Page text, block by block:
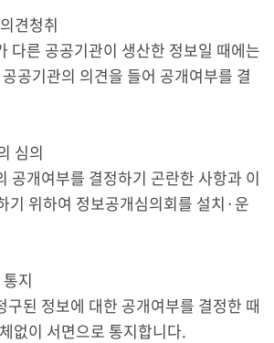
견청취
다른 공공기관이 생산한 정보일 때에는
공기관의 의견을 들어 공개여부를 결
심의
공개여부를 결정하기 곤란한 사항과 이
기 위하여 정보공개심의회를 설치·운
지
구된 정보에 대한 공개여부를 결정한 때
없이 서면으로 통지합니다.